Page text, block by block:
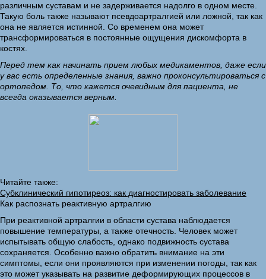
различным суставам и не задерживается надолго в одном месте.
Такую боль также называют псевдоартралгией или ложной, так как
она не является истинной. Со временем она может
трансформироваться в постоянные ощущения дискомфорта в
костях.
Перед тем как начинать прием любых медикаментов, даже если
у вас есть определенные знания, важно проконсультироваться с
ортопедом. То, что кажется очевидным для пациента, не
всегда оказывается верным.
Читайте также:
Субклинический гипотиреоз: как диагностировать заболевание
Как распознать реактивную артралгию
При реактивной артралгии в области сустава наблюдается
повышение температуры, а также отечность. Человек может
испытывать общую слабость, однако подвижность сустава
сохраняется. Особенно важно обратить внимание на эти
симптомы, если они проявляются при изменении погоды, так как
это может указывать на развитие деформирующих процессов в